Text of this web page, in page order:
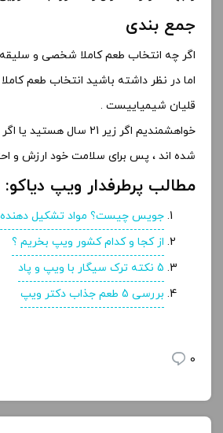
جمع بندی
اگر چه انتخاب طعم کاملا شخصی و
اما در نظر داشته باشید انتخاب طعم
قلیان شیمیاییست .
خواهشمندیم اگر
شده اند ، پس برای سلامت خود ارزش و
مطالب پرطرفدار ویپ دیاکو:
جویس چیست؟ مواد تشکیل
از کجا و کدام کشور ویپ بخریم ؟
5 نکته ترک سیگار با ویپ و پاد
بررسی 5 طعم جذاب دکتر ویپ
0